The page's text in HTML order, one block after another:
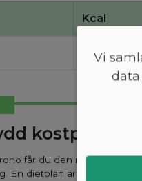
Kcal
180
kostplan
får du den mest
En dietplan är
Vi
data